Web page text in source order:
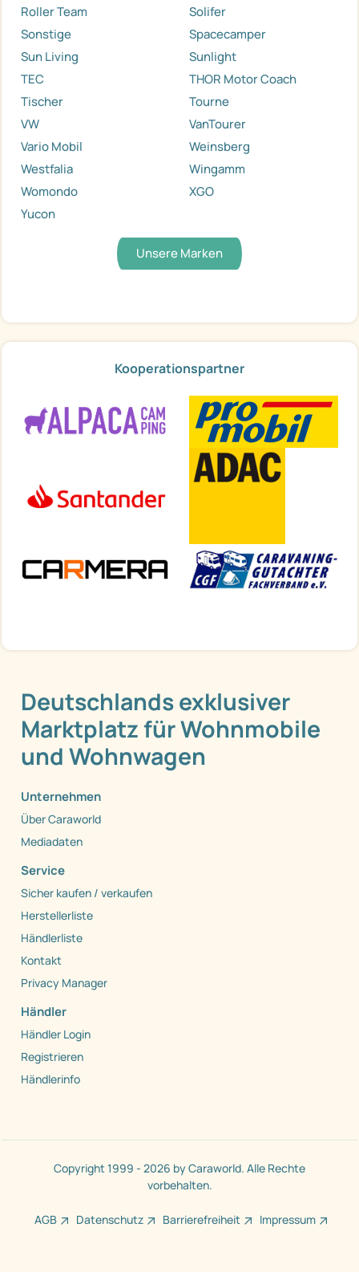
Roller Team
Solifer
Sonstige
Spacecamper
Sun Living
Sunlight
TEC
THOR Motor Coach
Tischer
Tourne
VW
VanTourer
Vario Mobil
Weinsberg
Westfalia
Wingamm
Womondo
XGO
Yucon
Unsere Marken
Kooperationspartner
Deutschlands exklusiver
Marktplatz für Wohnmobile
und Wohnwagen
Unternehmen
Über Caraworld
Mediadaten
Service
Sicher kaufen / verkaufen
Herstellerliste
Händlerliste
Kontakt
Privacy Manager
Händler
Händler Login
Registrieren
Händlerinfo
Copyright 1999 - 2026 by Caraworld. Alle Rechte
vorbehalten.
AGB Datenschutz Barrierefreiheit Impressum